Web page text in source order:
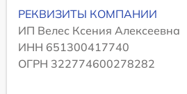
РЕКВИЗИТЫ КОМПАНИИ
ИП Велес Ксения Алексеевна
ИНН 651300417740
ОГРН 322774600278282